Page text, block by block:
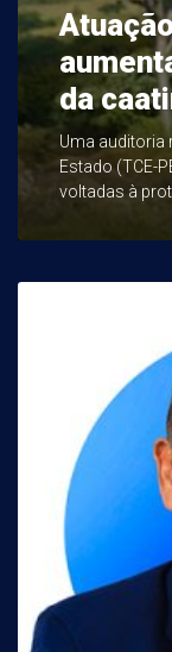
da
Uma auditoria
Estado (TCE-
voltadas à